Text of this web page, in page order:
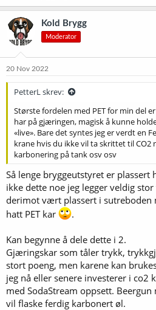
Kold Brygg
Moderator
20 Nov 2022
PetterL skrev:
Største fordelen med PET for min del
har på gjæringen, magisk å kunne
«live». Bare det syntes jeg er verdt en
krane hvis du ikke vil ta skrittet til
karbonering på tank osv osv
Så lenge bryggeutstyret er
ikke dette noe jeg legger veldig
derimot vært plassert i sutreboden
hatt PET kar
.
Kan begynne å dele dette i 2.
Gjæringskar som tåler trykk,
stort poeng, men karene kan
jeg nå eller senere investerer i co2
med SodaStream oppsett.
vil flaske ferdig karbonert øl.